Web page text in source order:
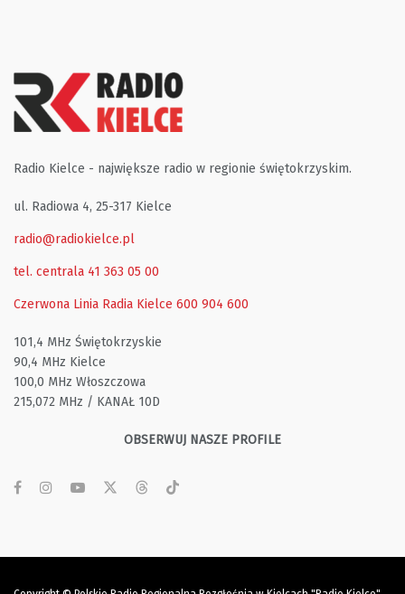
Radio Kielce - największe radio w regionie świętokrzyskim.
ul. Radiowa 4, 25-317 Kielce
radio@radiokielce.pl
tel. centrala 41 363 05 00
Czerwona Linia Radia Kielce 600 904 600
101,4 MHz Świętokrzyskie
90,4 MHz Kielce
100,0 MHz Włoszczowa
215,072 MHz / KANAŁ 10D
OBSERWUJ NASZE PROFILE